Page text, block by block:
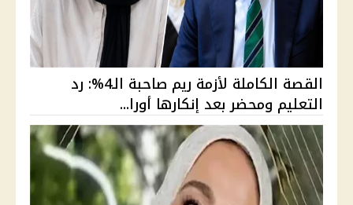
القصة الكاملة لأزمة ريم صاحبة الـ4%: رد
التعليم ومحضر بعد إنكارها أورا...